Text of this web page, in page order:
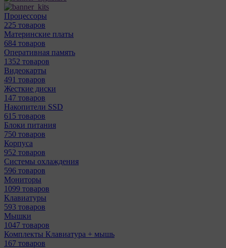
Процессоры
225 товаров
Материнcкие платы
684 товаров
Оперативная память
1352 товаров
Видеокарты
491 товаров
Жесткие диски
147 товаров
Накопители SSD
615 товаров
Блоки питания
750 товаров
Корпуса
952 товаров
Системы охлаждения
596 товаров
Мониторы
1099 товаров
Клавиатуры
593 товаров
Мышки
1047 товаров
Комплекты Клавиатура + мышь
167 товаров